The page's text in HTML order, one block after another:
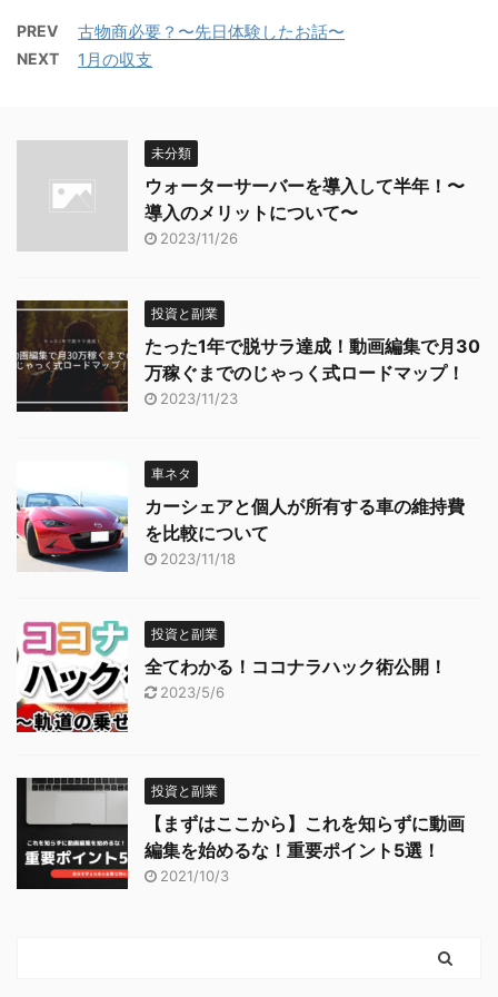
PREV 古物商必要？〜先日体験したお話〜
NEXT 1月の収支
未分類
ウォーターサーバーを導入して半年！〜
導入のメリットについて〜
2023/11/26
投資と副業
たった1年で脱サラ達成！動画編集で月30
万稼ぐまでのじゃっく式ロードマップ！
2023/11/23
車ネタ
カーシェアと個人が所有する車の維持費
を比較について
2023/11/18
投資と副業
全てわかる！ココナラハック術公開！
2023/5/6
投資と副業
【まずはここから】これを知らずに動画
編集を始めるな！重要ポイント5選！
2021/10/3